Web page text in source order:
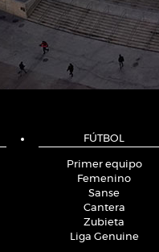
FÚTBOL
Primer equipo
Femenino
Sanse
Cantera
Zubieta
Liga Genuine